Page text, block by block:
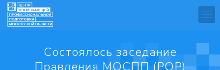
Состоялось заседание
Правления МОСПП (РОР)